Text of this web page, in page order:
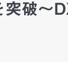
業務提携先・投
実績紹介
投資家向けQ＆A
破～